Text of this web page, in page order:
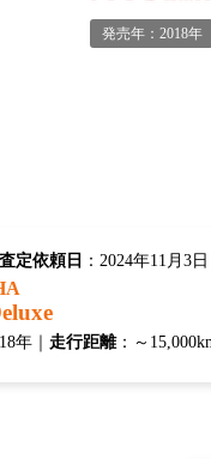
発売年：2018年
査定依頼日 ：2024年11月3日
年｜ 走行距離：～